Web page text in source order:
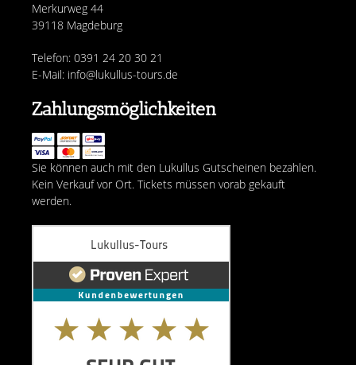
Merkurweg 44
39118 Magdeburg
Telefon: 0391 24 20 30 21
E-Mail: info@lukullus-tours.de
Zahlungsmöglichkeiten
Sie können auch mit den Lukullus Gutscheinen bezahlen.
Kein Verkauf vor Ort. Tickets müssen vorab gekauft
werden.